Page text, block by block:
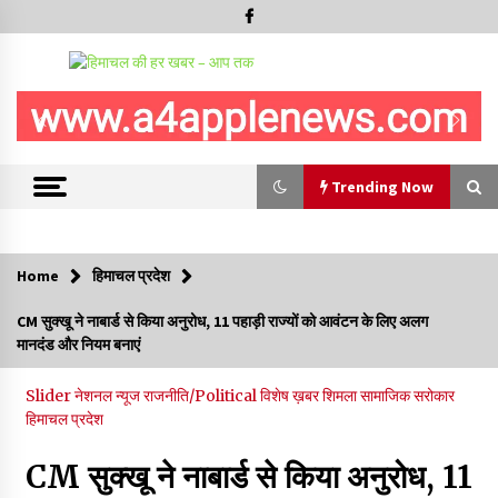
Trending Now
5 किलो अफीम डोडा/पोस्त बरामदगी मामले में कुल्लू सैंज से मुख्य सप्लायर
गिरफ्तार
08/08/2026
Home हिमाचल प्रदेश
CM सुक्खू ने नाबार्ड से किया अनुरोध, 11 पहाड़ी राज्यों को आवंटन के लिए अलग
मानदंड और नियम बनाएं
Sliderनेशनल न्यूजराजनीति/Politicalविशेष ख़बरशिमलासामाजिक सरोकार
हिमाचल प्रदेश
CM सुक्खू ने नाबार्ड से किया अनुरोध, 11